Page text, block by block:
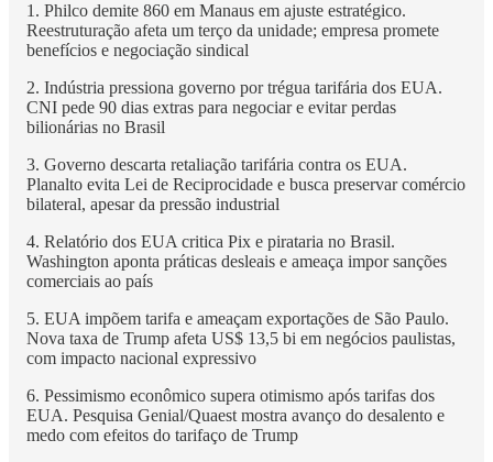
1. Philco demite 860 em Manaus em ajuste estratégico.
Reestruturação afeta um terço da unidade; empresa promete
benefícios e negociação sindical
2. Indústria pressiona governo por trégua tarifária dos EUA.
CNI pede 90 dias extras para negociar e evitar perdas
bilionárias no Brasil
3. Governo descarta retaliação tarifária contra os EUA.
Planalto evita Lei de Reciprocidade e busca preservar comércio
bilateral, apesar da pressão industrial
4. Relatório dos EUA critica Pix e pirataria no Brasil.
Washington aponta práticas desleais e ameaça impor sanções
comerciais ao país
5. EUA impõem tarifa e ameaçam exportações de São Paulo.
Nova taxa de Trump afeta US$ 13,5 bi em negócios paulistas,
com impacto nacional expressivo
6. Pessimismo econômico supera otimismo após tarifas dos
EUA. Pesquisa Genial/Quaest mostra avanço do desalento e
medo com efeitos do tarifaço de Trump